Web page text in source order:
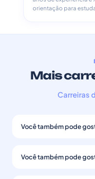
orientação para
Mais
Carreiras
Você também pode
Você também pode